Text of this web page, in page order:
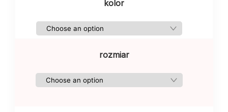
kolor
rozmiar